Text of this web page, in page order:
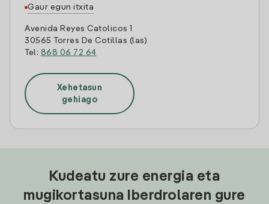
Gaur egun itxita
Avenida Reyes Catolicos 1
30565 Torres De Cotillas (las)
Tel: 868 06 72 64
Xehetasun
gehiago
Kudeatu zure energia eta
mugikortasuna Iberdrolaren gure